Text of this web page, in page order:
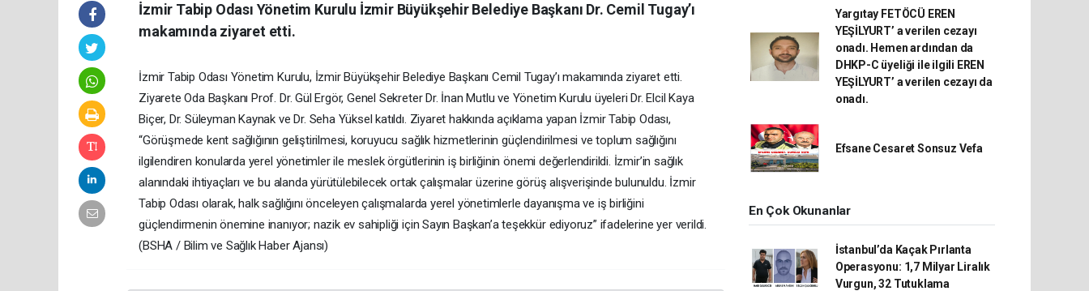
İzmir Tabip Odası Yönetim Kurulu İzmir Büyükşehir Belediye Başkanı Dr. Cemil Tugay’ı
makamında ziyaret etti.
İzmir Tabip Odası Yönetim Kurulu, İzmir Büyükşehir Belediye Başkanı Cemil Tugay’ı makamında ziyaret etti.
Ziyarete Oda Başkanı Prof. Dr. Gül Ergör, Genel Sekreter Dr. İnan Mutlu ve Yönetim Kurulu üyeleri Dr. Elcil Kaya
Biçer, Dr. Süleyman Kaynak ve Dr. Seha Yüksel katıldı. Ziyaret hakkında açıklama yapan İzmir Tabip Odası,
“Görüşmede kent sağlığının geliştirilmesi, koruyucu sağlık hizmetlerinin güçlendirilmesi ve toplum sağlığını
ilgilendiren konularda yerel yönetimler ile meslek örgütlerinin iş birliğinin önemi değerlendirildi. İzmir’in sağlık
alanındaki ihtiyaçları ve bu alanda yürütülebilecek ortak çalışmalar üzerine görüş alışverişinde bulunuldu. İzmir
Tabip Odası olarak, halk sağlığını önceleyen çalışmalarda yerel yönetimlerle dayanışma ve iş birliğini
güçlendirmenin önemine inanıyor; nazik ev sahipliği için Sayın Başkan’a teşekkür ediyoruz” ifadelerine yer verildi.
(BSHA / Bilim ve Sağlık Haber Ajansı)
Yargıtay FETÖCÜ EREN
YEŞİLYURT’ a verilen cezayı
onadı. Hemen ardından da
DHKP-C üyeliği ile ilgili EREN
YEŞİLYURT’ a verilen cezayı da
onadı.
Efsane Cesaret Sonsuz Vefa
En Çok Okunanlar
İstanbul’da Kaçak Pırlanta
Operasyonu: 1,7 Milyar Liralık
Vurgun, 32 Tutuklama